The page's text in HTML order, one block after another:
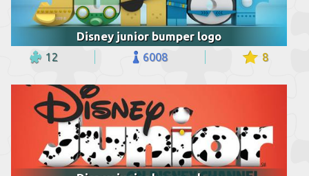
Disney junior bumper logo
12 6008 8